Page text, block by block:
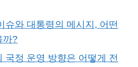
슈와 대통령의 메시지, 어떤
까?
국정 운영 방향은 어떻게 전